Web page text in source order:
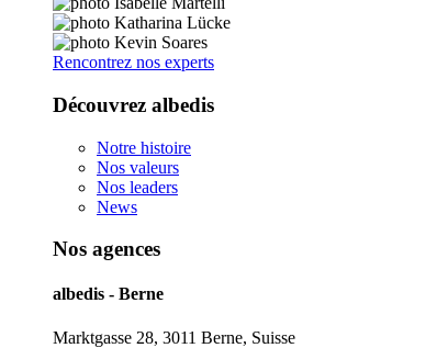
Rencontrez nos experts
Découvrez albedis
Notre histoire
Nos valeurs
Nos leaders
News
Nos agences
albedis - Berne
Marktgasse 28, 3011 Berne, Suisse